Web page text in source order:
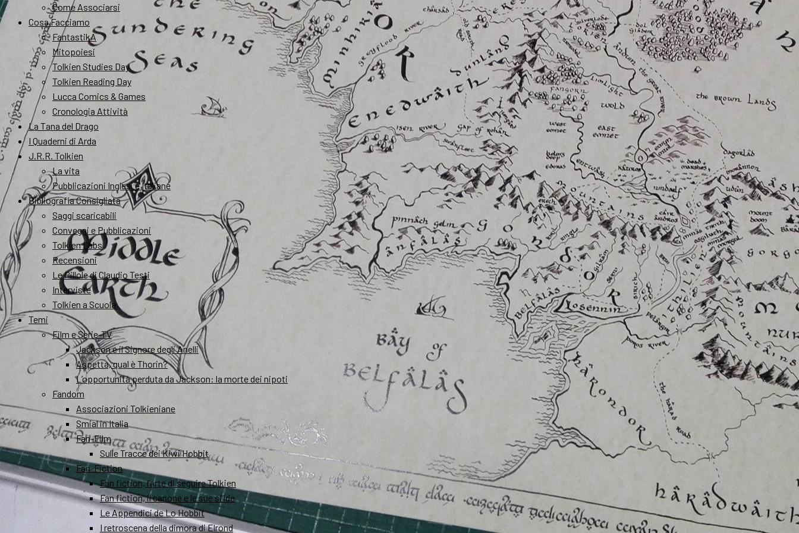
Come Associarsi
Cosa Facciamo
FantastikA
Mitopoiesi
Tolkien Studies Day
Tolkien Reading Day
Lucca Comics & Games
Cronologia Attività
La Tana del Drago
I Quaderni di Arda
J.R.R. Tolkien
La vita
Pubblicazioni Inglesi e Italiane
Bibliografia Consigliata
Saggi scaricabili
Convegni e Pubblicazioni
Tolkien Labs
Recensioni
Le Pillole di Claudio Testi
Interviste
Tolkien a Scuola
Temi
Film e Serie-TV
Jackson e il Signore degli Anelli
Aspetta, qual è Thorin?
L’opportunità perduta da Jackson: la morte dei nipoti
Fandom
Associazioni Tolkieniane
Smial in Italia
Fan-Film
Sulle Tracce dei Kiwi Hobbit
Fan-Fiction
Fan fiction, l’arte di seguire Tolkien
Fan fiction, il canone e le sue sfide
Le Appendici de Lo Hobbit
I retroscena della dimora di Elrond